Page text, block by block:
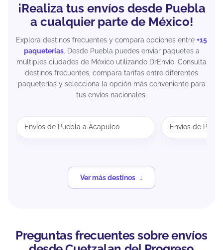
¡Realiza tus envíos desde Puebla
a cualquier parte de México!
Explora destinos frecuentes y compara opciones entre +15
paqueterías. Desde Puebla puedes enviar paquetes a
múltiples ciudades de México utilizando DrEnvío. Consulta
destinos frecuentes, compara tarifas entre diferentes
paqueterías y selecciona la opción más conveniente para
tus envíos nacionales.
Envíos de Puebla a Acapulco Envíos de
Ver más destinos
Preguntas frecuentes sobre envíos